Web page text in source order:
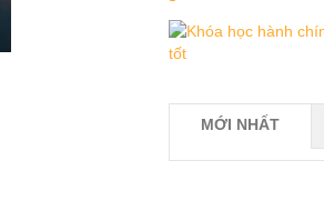
MỚI NHẤT